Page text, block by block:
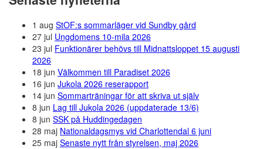
1 aug StOF:s sommarläger vid Sundby gård
27 jul Ungdomens 10-mila 2026
23 jul Funktionärer behövs till Midnattsloppet 15 augusti
2026
18 jun Välkommen till Paradiset 2026
16 jun Jukola 2026 reserapport
14 jun Sommarträningar för att skriva ut själv
8 jun Lag till Jukola 2026 (uppdaterade 13/6)
8 jun SSK på Huddingedagen
28 maj Nationaldagsmys vid Charlottendal 6 juni
25 maj Senaste nytt från styrelsen, maj 2026